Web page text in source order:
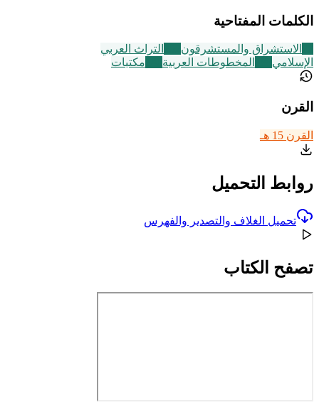
الكلمات المفتاحية
الاستشراق والمستشرقون
التراث العربي
الإسلامي
المخطوطات العربية مكتبات
القرن
القرن 15 هـ
روابط التحميل
تحميل الغلاف والتصدير والفهرس
تصفح الكتاب